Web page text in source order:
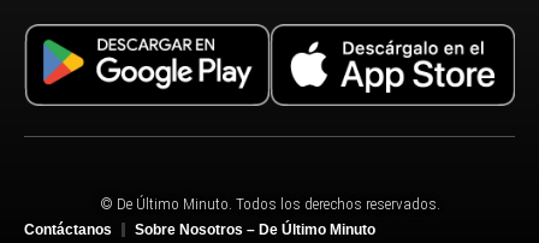
© De Último Minuto. Todos los derechos reservados.
Contáctanos
Sobre Nosotros – De Último Minuto